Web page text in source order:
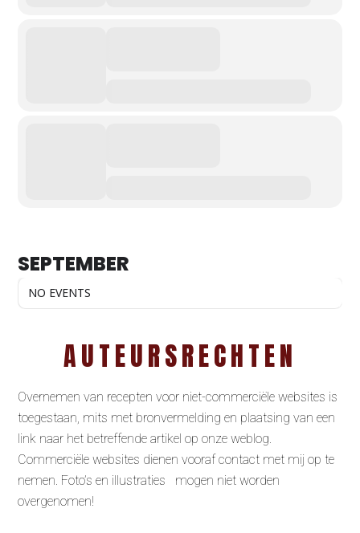
SEPTEMBER
NO EVENTS
AUTEURSRECHTEN
Overnemen van recepten voor niet-commerciële websites is
toegestaan, mits met bronvermelding en plaatsing van een
link naar het betreffende artikel op onze weblog.
Commerciële websites dienen vooraf contact met mij op te
nemen. Foto’s en illustraties mogen niet worden
overgenomen!